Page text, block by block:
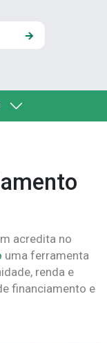
acredita no
uma ferramenta
renda e
financiamento e